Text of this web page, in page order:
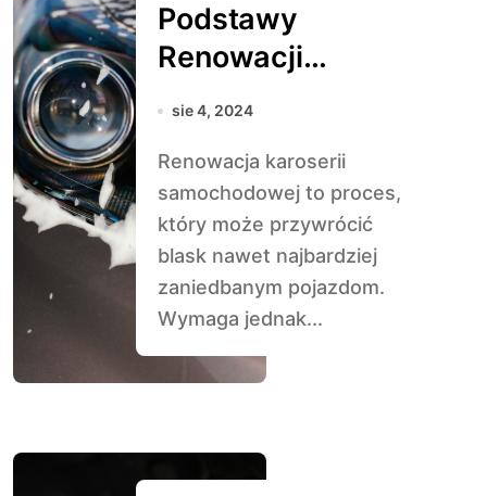
Podstawy
Renowacji
Karoserii: Od
sie 4, 2024
Renowacja karoserii
samochodowej to proces,
który może przywrócić
blask nawet najbardziej
zaniedbanym pojazdom.
Wymaga jednak...